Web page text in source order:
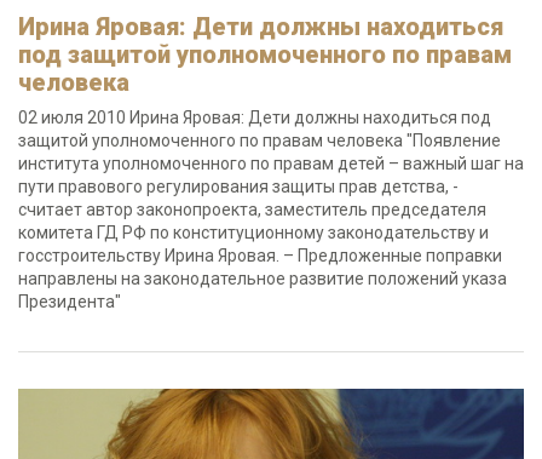
Ирина Яровая: Дети должны находиться
под защитой уполномоченного по правам
человека
02 июля 2010 Ирина Яровая: Дети должны находиться под
защитой уполномоченного по правам человека "Появление
института уполномоченного по правам детей – важный шаг на
пути правового регулирования защиты прав детства, -
считает автор законопроекта, заместитель председателя
комитета ГД РФ по конституционному законодательству и
госстроительству Ирина Яровая. – Предложенные поправки
направлены на законодательное развитие положений указа
Президента"